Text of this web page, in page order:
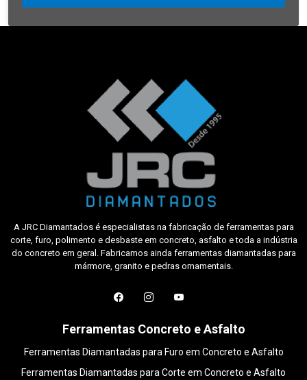
A JRC Diamantados é especialistas na fabricação de ferramentas para
corte, furo, polimento e desbaste em concreto, asfalto e toda a indústria
do concreto em geral. Fabricamos ainda ferramentas diamantadas para
mármore, granito e pedras ornamentais.
Ferramentas Concreto e Asfalto
Ferramentas Diamantadas para Furo em Concreto e Asfalto
Ferramentas Diamantadas para Corte em Concreto e Asfalto